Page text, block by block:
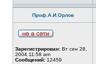
Проф.А.И.Орлов
Зарегистрирован: Вт сен 28,
2004 11:58 am
Сообщений: 12459